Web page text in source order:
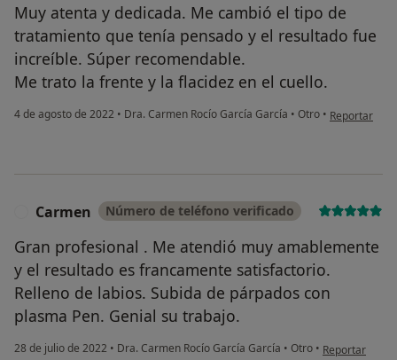
Muy atenta y dedicada. Me cambió el tipo de
tratamiento que tenía pensado y el resultado fue
increíble. Súper recomendable.
Me trato la frente y la flacidez en el cuello.
4 de agosto de 2022 • Dra. Carmen Rocío García García • Otro • en opinión
Reportar
Carmen Número de teléfono verificado
Gran profesional . Me atendió muy amablemente
y el resultado es francamente satisfactorio.
Relleno de labios. Subida de párpados con
plasma Pen. Genial su trabajo.
28 de julio de 2022 • Dra. Carmen Rocío García García • Otro • en opinión del
Reportar